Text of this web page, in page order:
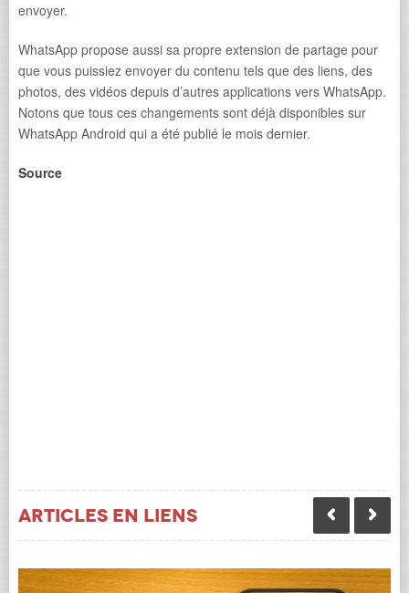
envoyer.
WhatsApp propose aussi sa propre extension de partage pour
que vous puissiez envoyer du contenu tels que des liens, des
photos, des vidéos depuis d’autres applications vers WhatsApp.
Notons que tous ces changements sont déjà disponibles sur
WhatsApp Android qui a été publié le mois dernier.
Source
Articles en liens